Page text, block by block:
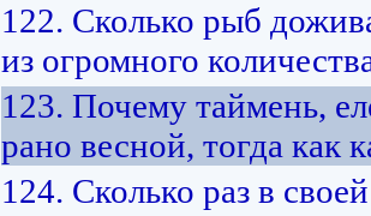
122. Сколько рыб
из огромного
123. Почему таймень,
рано весной, тогда как
124. Сколько раз в